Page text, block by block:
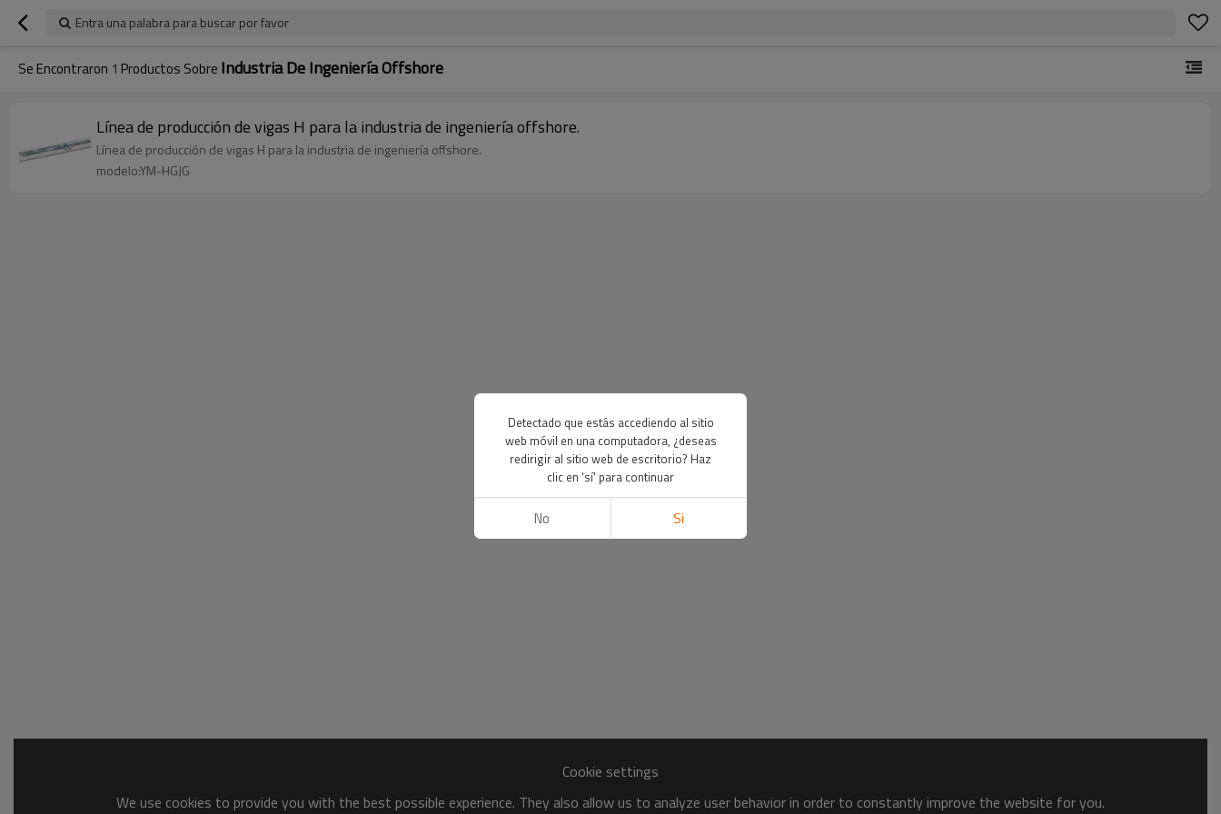
Entra una palabra para buscar por favor
Se Encontraron 1 Productos Sobre Industria De Ingeniería Offshore
Línea de producción de vigas H para la industria de ingeniería offshore.
Línea de producción de vigas H para la industria de ingeniería offshore.
modelo:YM-HGJG
Cookie settings
We use cookies to provide you with the best possible experience. They also allow us to analyze user behavior in order to constantly improve the website for you.
Detectado que estás accediendo al sitio
web móvil en una computadora, ¿deseas
redirigir al sitio web de escritorio? Haz
clic en 'sí' para continuar
No Si